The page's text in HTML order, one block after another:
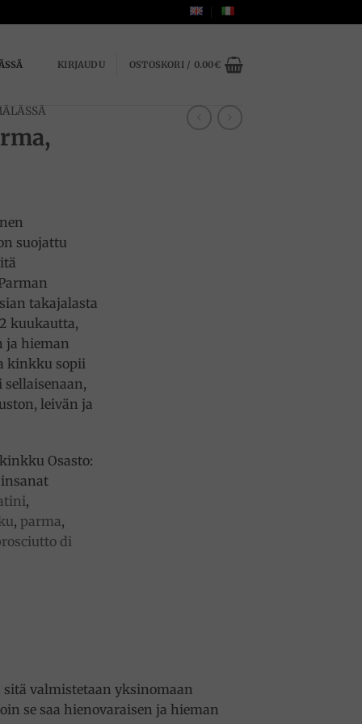
KIRJAUDU OSTOSKORI / 0.00€
suojattu
takajalasta
kuukautta,
ja hieman
kinkku sopii
leivän ja
Osasto:
,
, parma,
di
valmistetaan yksinomaan
se saa hienovaraisen ja hieman